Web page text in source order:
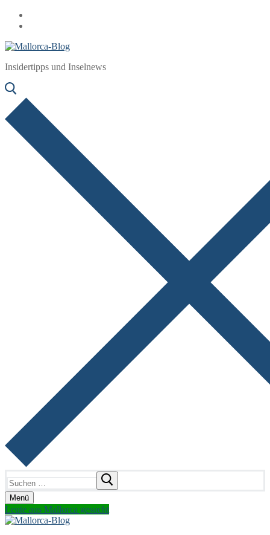
Zum
Inhalt
Menü
Schließen
Insidertipps und Inselnews
nach:
Menü
Leute aus Mallorca gesucht